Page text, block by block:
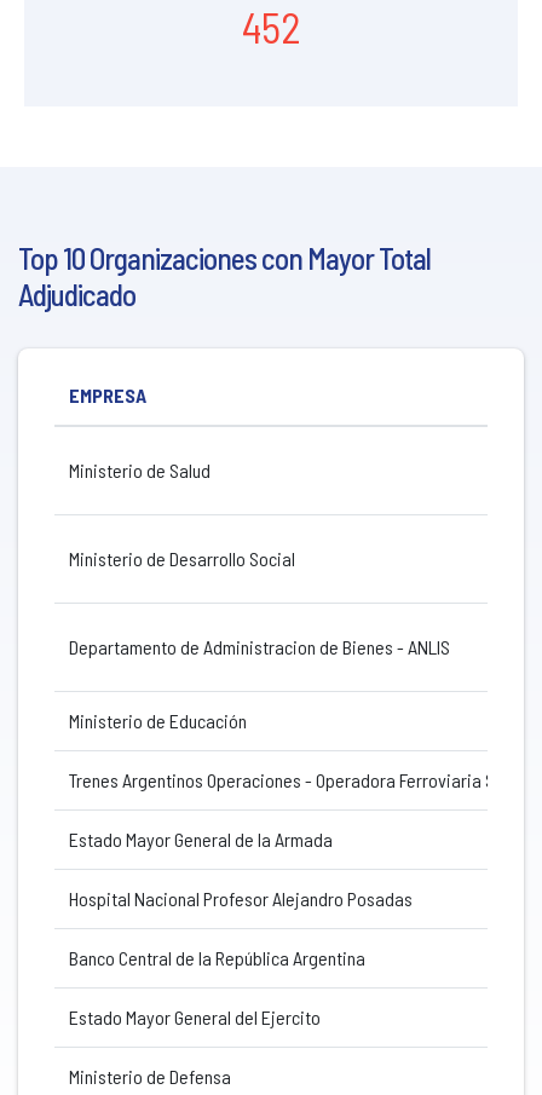
452
Top 10 Organizaciones con Mayor Total
Adjudicado
EMPRESA
Ministerio de Salud
Ministerio de Desarrollo Social
Departamento de Administracion de Bienes - ANLIS
Ministerio de Educación
Trenes Argentinos Operaciones - Operadora Ferroviaria
Estado Mayor General de la Armada
Hospital Nacional Profesor Alejandro Posadas
Banco Central de la República Argentina
Estado Mayor General del Ejercito
Ministerio de Defensa